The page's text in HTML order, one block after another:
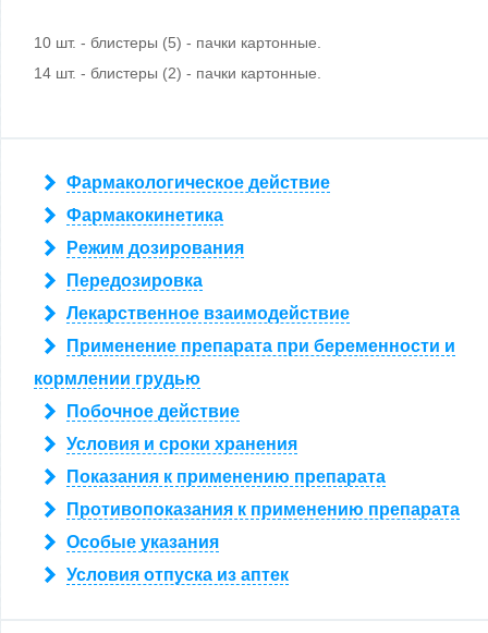
10 шт. - блистеры (5) - пачки картонные.
14 шт. - блистеры (2) - пачки картонные.
Фармакологическое действие
Фармакокинетика
Режим дозирования
Передозировка
Лекарственное взаимодействие
Применение препарата при беременности и
кормлении грудью
Побочное действие
Условия и сроки хранения
Показания к применению препарата
Противопоказания к применению препарата
Особые указания
Условия отпуска из аптек